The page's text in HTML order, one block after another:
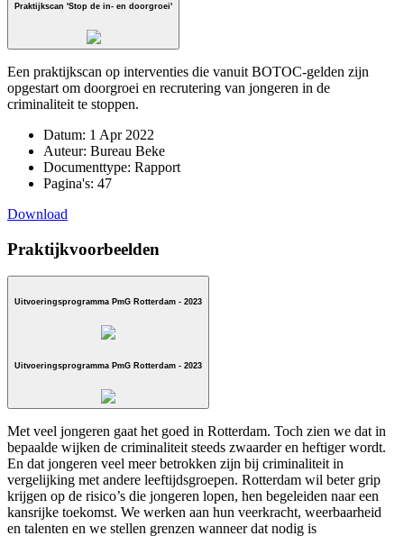
Praktijkscan 'Stop de in- en doorgroei'
Een praktijkscan op interventies die vanuit BOTOC-gelden zijn
opgestart om doorgroei en recrutering van jongeren in de
criminaliteit te stoppen.
Datum: 1 Apr 2022
Auteur: Bureau Beke
Documenttype: Rapport
Pagina's: 47
Download
Praktijkvoorbeelden
Uitvoeringsprogramma PmG Rotterdam - 2023
Uitvoeringsprogramma PmG Rotterdam - 2023
Met veel jongeren gaat het goed in Rotterdam. Toch zien we dat in
bepaalde wijken de criminaliteit steeds zwaarder en heftiger wordt.
En dat jongeren veel meer betrokken zijn bij criminaliteit in
vergelijking met andere leeftijdsgroepen. Rotterdam wil beter grip
krijgen op de risico’s die jongeren lopen, hen begeleiden naar een
kansrijke toekomst. We werken aan hun veerkracht, weerbaarheid
en talenten en we stellen grenzen wanneer dat nodig is